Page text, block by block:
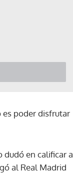
es poder disfrutar
dudó en calificar a
al Real Madrid